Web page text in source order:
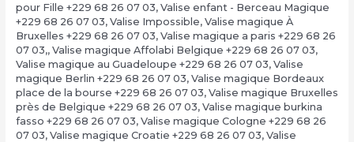
pour Fille +229 68 26 07 03, Valise enfant - Berceau Magique
+229 68 26 07 03, Valise Impossible, Valise magique À
Bruxelles +229 68 26 07 03, Valise magique a paris +229 68 26
07 03,, Valise magique Affolabi Belgique +229 68 26 07 03,
Valise magique au Guadeloupe +229 68 26 07 03, Valise
magique Berlin +229 68 26 07 03, Valise magique Bordeaux
place de la bourse +229 68 26 07 03, Valise magique Bruxelles
près de Belgique +229 68 26 07 03, Valise magique burkina
fasso +229 68 26 07 03, Valise magique Cologne +229 68 26
07 03, Valise magique Croatie +229 68 26 07 03, Valise